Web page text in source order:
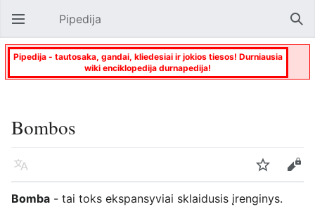
Atverti pagrindinį meniu Pipedija
Pipedija - tautosaka, gandai, kliedesiai ir jokios tiesos! Durniausia
wiki enciklopedija durnapedija!
Bombos
Kalba Stebėti
Keisti
Bomba - tai toks ekspansyviai sklaidusis įrenginys.